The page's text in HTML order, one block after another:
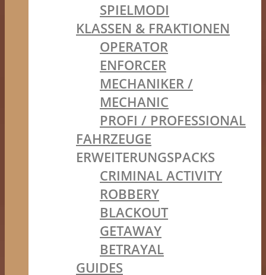
SPIELMODI
KLASSEN & FRAKTIONEN
OPERATOR
ENFORCER
MECHANIKER /
MECHANIC
PROFI / PROFESSIONAL
FAHRZEUGE
ERWEITERUNGSPACKS
CRIMINAL ACTIVITY
ROBBERY
BLACKOUT
GETAWAY
BETRAYAL
GUIDES